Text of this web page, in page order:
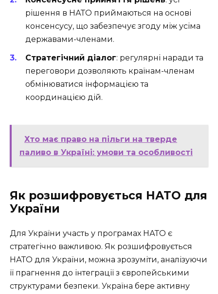
рішення в НАТО приймаються на основі
консенсусу, що забезпечує згоду між усіма
державами-членами.
Стратегічний діалог: регулярні наради та
переговори дозволяють країнам-членам
обмінюватися інформацією та
координацією дій.
Хто має право на пільги на тверде
паливо в Україні: умови та особливості
Як розшифровується НАТО для
України
Для України участь у програмах НАТО є
стратегічно важливою. Як розшифровується
НАТО для України, можна зрозуміти, аналізуючи
її прагнення до інтеграції з європейськими
структурами безпеки. Україна бере активну